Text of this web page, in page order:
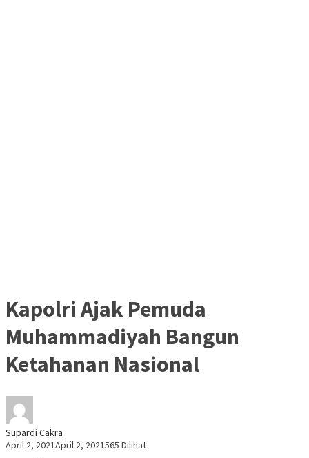
Kapolri Ajak Pemuda
Muhammadiyah Bangun
Ketahanan Nasional
Supardi Cakra
April 2, 2021April 2, 2021565 Dilihat